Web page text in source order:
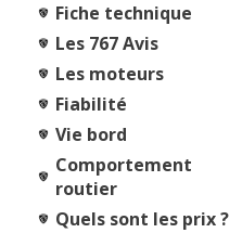
Fiche technique
Les 767 Avis
Les moteurs
Fiabilité
Vie bord
Comportement
routier
Quels sont les prix ?